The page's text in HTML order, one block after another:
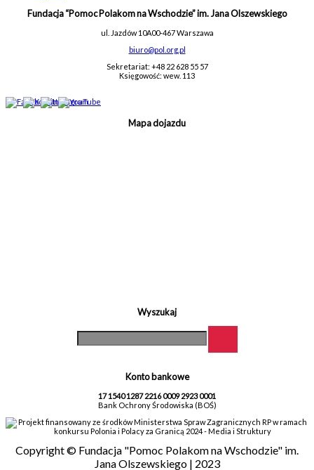
Fundacja “Pomoc Polakom na Wschodzie” im. Jana Olszewskiego
ul. Jazdów 10A00-467 Warszawa
biuro@pol.org.pl
Sekretariat: +48 22 628 55 57
Księgowość: wew. 113
Mapa dojazdu
Wyszukaj
Konto bankowe
17 1540 1287 2216 0009 2923 0001
Bank Ochrony Środowiska (BOŚ)
Projekt finansowany ze środków Ministerstwa Spraw Zagranicznych RP w ramach
konkursu Polonia i Polacy za Granicą 2024 - Media i Struktury
Copyright © Fundacja "Pomoc Polakom na Wschodzie" im.
Jana Olszewskiego | 2023